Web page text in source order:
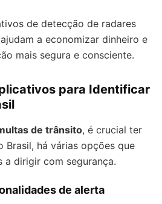
de detecção de radares
a economizar dinheiro e
mais segura e consciente.
para Identificar
de trânsito, é crucial ter
há várias opções que
a dirigir com segurança.
de alerta